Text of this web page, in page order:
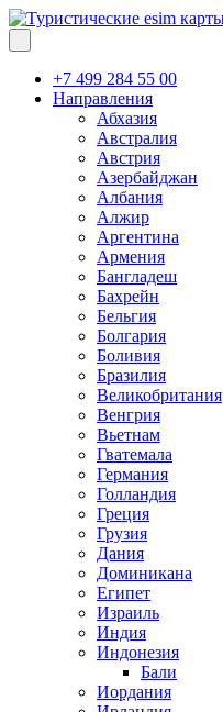
+7 499 284 55 00
Направления
Абхазия
Австралия
Австрия
Азербайджан
Албания
Алжир
Аргентина
Армения
Бангладеш
Бахрейн
Бельгия
Болгария
Боливия
Бразилия
Великобритания
Венгрия
Вьетнам
Гватемала
Германия
Голландия
Греция
Грузия
Дания
Доминикана
Египет
Израиль
Индия
Индонезия
Бали
Иордания